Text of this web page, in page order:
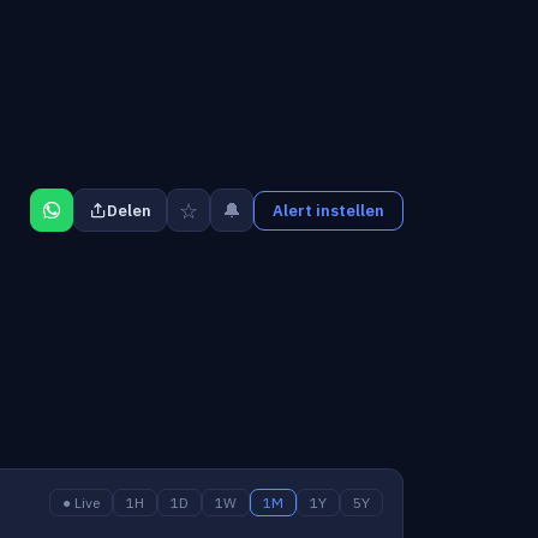
Delen ☆ 🔔 Alert instellen
● Live 1H 1D 1W 1M 1Y 5Y